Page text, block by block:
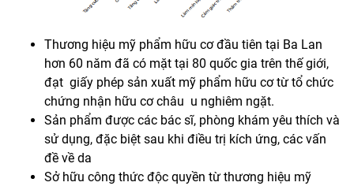
Thương hiệu mỹ phẩm hữu cơ đầu tiên tại Ba Lan
hơn 60 năm đã có mặt tại 80 quốc gia trên thế giới,
đạt giấy phép sản xuất mỹ phẩm hữu cơ từ tổ chức
chứng nhận hữu cơ châu u nghiêm ngặt.
Sản phẩm được các bác sĩ, phòng khám yêu thích và
sử dụng, đặc biệt sau khi điều trị kích ứng, các vấn
đề về da
Sở hữu công thức độc quyền từ thương hiệu mỹ